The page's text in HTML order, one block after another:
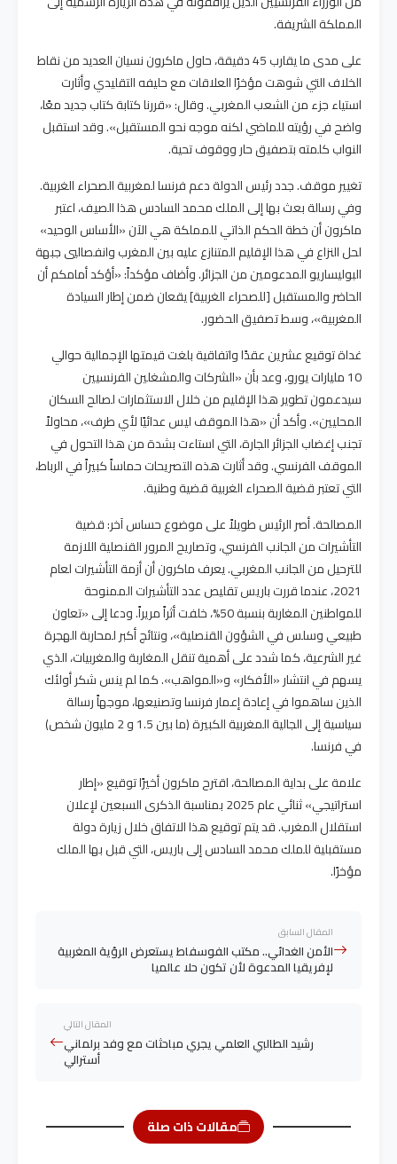
المملكة الشريفة.
على مدى ما يقارب 45 دقيقة، حاول ماكرون نسيان العديد من نقاط
الخلاف التي شوهت مؤخرًا العلاقات مع حليفه التقليدي وأثارت
استياء جزء من الشعب المغربي. وقال: «قررنا كتابة كتاب جديد معًا،
واضح في رؤيته للماضي لكنه موجه نحو المستقبل». وقد استقبل
النواب كلمته بتصفيق حار ووقوف تحية.
تغيير موقف. جدد رئيس الدولة دعم فرنسا لمغربية الصحراء الغربية.
وفي رسالة بعث بها إلى الملك محمد السادس هذا الصيف، اعتبر
ماكرون أن خطة الحكم الذاتي للمملكة هي الآن «الأساس الوحيد»
لحل النزاع في هذا الإقليم المتنازع عليه بين المغرب وانفصاليي جبهة
البوليساريو المدعومين من الجزائر. وأضاف مؤكداً: «أؤكد أمامكم أن
الحاضر والمستقبل [للصحراء الغربية] يقعان ضمن إطار السيادة
المغربية»، وسط تصفيق الحضور.
غداة توقيع عشرين عقدًا واتفاقية بلغت قيمتها الإجمالية حوالي
10 مليارات يورو، وعد بأن «الشركات والمشغلين الفرنسيين
سيدعمون تطوير هذا الإقليم من خلال الاستثمارات لصالح السكان
المحليين». وأكد أن «هذا الموقف ليس عدائيًا لأي طرف»، محاولاً
تجنب إغضاب الجزائر الجارة، التي استاءت بشدة من هذا التحول في
الموقف الفرنسي. وقد أثارت هذه التصريحات حماساً كبيراً في الرباط،
التي تعتبر قضية الصحراء الغربية قضية وطنية.
المصالحة. أصر الرئيس طويلاً على موضوع حساس آخر: قضية
التأشيرات من الجانب الفرنسي، وتصاريح المرور القنصلية اللازمة
للترحيل من الجانب المغربي. يعرف ماكرون أن أزمة التأشيرات لعام
2021، عندما قررت باريس تقليص عدد التأشيرات الممنوحة
للمواطنين المغاربة بنسبة 50%، خلفت أثراً مريراً. ودعا إلى «تعاون
طبيعي وسلس في الشؤون القنصلية»، ونتائج أكبر لمحاربة الهجرة
غير الشرعية، كما شدد على أهمية تنقل المغاربة والمغربيات، الذي
يسهم في انتشار «الأفكار» و«المواهب». كما لم ينس شكر أولئك
الذين ساهموا في إعادة إعمار فرنسا وتصنيعها، موجهاً رسالة
سياسية إلى الجالية المغربية الكبيرة (ما بين 1.5 و 2 مليون شخص)
في فرنسا.
علامة على بداية المصالحة، اقترح ماكرون أخيرًا توقيع «إطار
استراتيجي» ثنائي عام 2025 بمناسبة الذكرى السبعين لإعلان
استقلال المغرب. قد يتم توقيع هذا الاتفاق خلال زيارة دولة
مستقبلية للملك محمد السادس إلى باريس، التي قبل بها الملك
مؤخرًا.
المقال السابق
الأمن الغدائي.. مكتب الفوسفاط يستعرض الرؤية المغربية
لإفريقيا المدعوة لأن تكون حلا عالميا
المقال التالي
رشيد الطالبي العلمي يجري مباحثات مع وفد برلماني
أسترالي
مقالات ذات صلة